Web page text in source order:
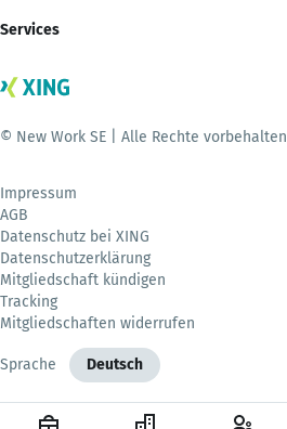
Services
© New Work SE | Alle Rechte vorbehalten
Impressum
AGB
Datenschutz bei XING
Datenschutzerklärung
Mitgliedschaft kündigen
Tracking
Mitgliedschaften widerrufen
Sprache Deutsch